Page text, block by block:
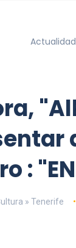
Actualidad
: "EN
» Tenerife